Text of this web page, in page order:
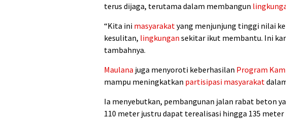
terus dijaga, terutama dalam membangun
“Kita ini masyarakat yang menjunjung tinggi nilai
kesulitan, lingkungan sekitar ikut membantu. Ini
tambahnya.
Maulana juga menyoroti keberhasilan Program
mampu meningkatkan partisipasi masyarakat
Ia menyebutkan, pembangunan jalan rabat beton
110 meter justru dapat terealisasi hingga 135 meter